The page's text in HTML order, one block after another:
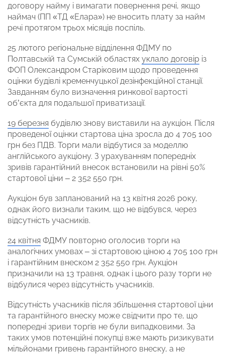
договору найму і вимагати повернення речі, якщо
наймач (ПП «ТД «Елара») не вносить плату за найм
речі протягом трьох місяців поспіль.
25 лютого регіональне відділення ФДМУ по
Полтавській та Сумській областях уклало договір із
ФОП Олександром Старіковим щодо проведення
оцінки будівлі кременчуцької дезінфекційної станції.
Завданням було визначення ринкової вартості
об’єкта для подальшої приватизації.
19 березня будівлю знову виставили на аукціон. Після
проведеної оцінки стартова ціна зросла до 4 705 100
грн без ПДВ. Торги мали відбутися за моделлю
англійського аукціону. З урахуванням попередніх
зривів гарантійний внесок встановили на рівні 50%
стартової ціни – 2 352 550 грн.
Аукціон був запланований на 13 квітня 2026 року,
однак його визнали таким, що не відбувся, через
відсутність учасників.
24 квітня ФДМУ повторно оголосив торги на
аналогічних умовах – зі стартовою ціною 4 705 100 грн
і гарантійним внеском 2 352 550 грн. Аукціон
призначили на 13 травня, однак і цього разу торги не
відбулися через відсутність учасників.
Відсутність учасників після збільшення стартової ціни
та гарантійного внеску може свідчити про те, що
попередні зриви торгів не були випадковими. За
таких умов потенційні покупці вже мають ризикувати
мільйонами гривень гарантійного внеску, а не